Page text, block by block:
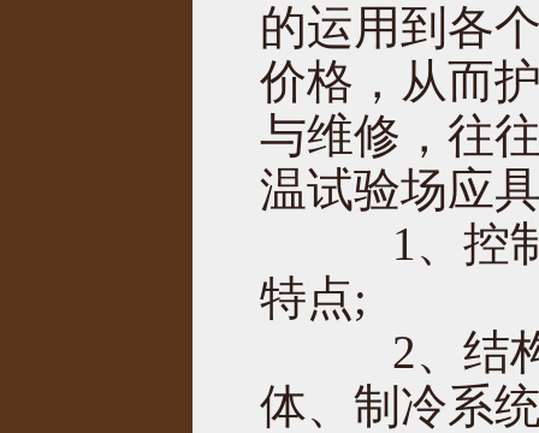
的运用到各
价格，从而
与维修，往
温试验场应
1、控制
特点;
2、结构
体、制冷系